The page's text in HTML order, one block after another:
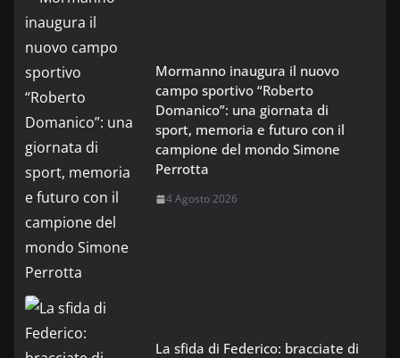
Mormanno inaugura il nuovo
campo sportivo “Roberto
Domanico”: una giornata di
sport, memoria e futuro con il
campione del mondo Simone
Perrotta
4 Agosto 2026
La sfida di Federico: bracciate di